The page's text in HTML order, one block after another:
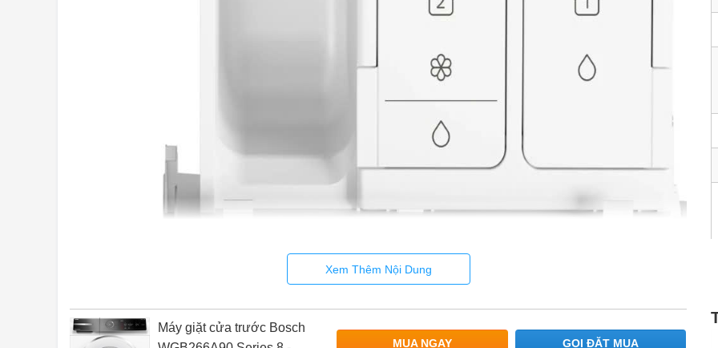
được trang bị hệ thốngi-DOS hiện đại
bình chứa và sử dụng điện thoại thông minh quét mã trên chai qua ứng dụng
của nước và độ đặc của chất tẩy rửa sẽ được gửi trực tiếp đến máy giặt. Từ đó, hệ thống i-DOS tự động phân phối
Xem Thêm Nội Dung
Máy giặt cửa trước Bosch
MUA NGAY GỌI ĐẶT MUA